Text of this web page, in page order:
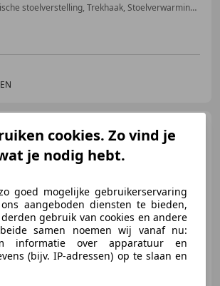
360° camera, Elektrische stoelverstelling, Trekhaak, Stoelverwarming, Alarm, ABS, Grootlichtassistent, Sound system
Tesla Model 3
Long Range
AWD 75 kWh | Trekhaak | SOH
82,3% | Aut
€ 17.444
km
cookies. Zo vind je
je nodig hebt.
goed mogelijke gebruikerservaring
aangeboden diensten te bieden,
gebruik van cookies en andere
samen noemen wij vanaf nu:
informatie over apparatuur en
(bijv. IP-adressen) op te slaan en